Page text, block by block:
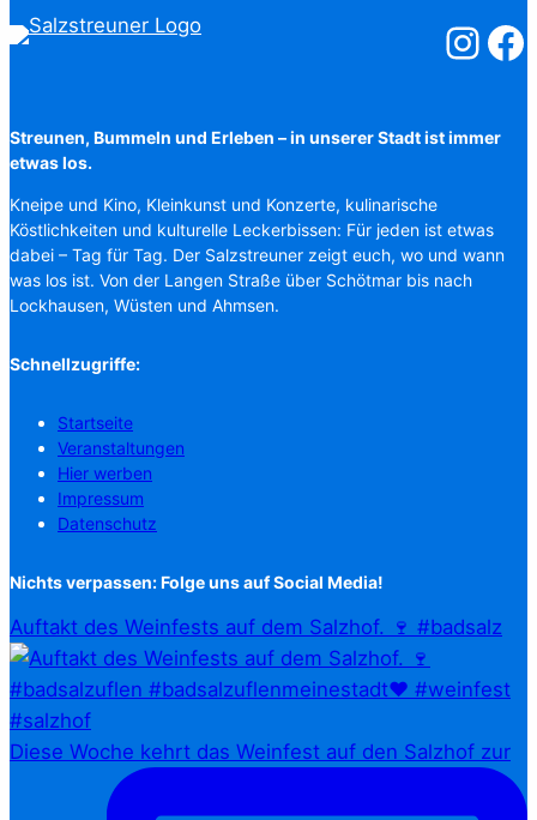
Streunen, Bummeln und Erleben – in unserer Stadt ist immer
etwas los.
Kneipe und Kino, Kleinkunst und Konzerte, kulinarische
Köstlichkeiten und kulturelle Leckerbissen: Für jeden ist etwas
dabei – Tag für Tag. Der Salzstreuner zeigt euch, wo und wann
was los ist. Von der Langen Straße über Schötmar bis nach
Lockhausen, Wüsten und Ahmsen.
Schnellzugriffe:
Startseite
Veranstaltungen
Hier werben
Impressum
Datenschutz
Nichts verpassen: Folge uns auf Social Media!
Auftakt des Weinfests auf dem Salzhof. 🍷 #badsalz
Diese Woche kehrt das Weinfest auf den Salzhof zur